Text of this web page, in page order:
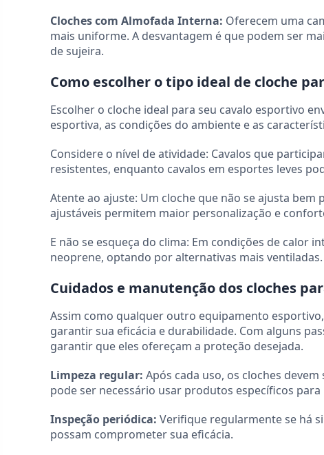
Cloches com Almofada Interna: Oferecem uma
mais uniforme. A desvantagem é que podem ser
de sujeira.
Como escolher o tipo ideal de cloche
Escolher o cloche ideal para seu cavalo esportivo
esportiva, as condições do ambiente e as
Considere o nível de atividade: Cavalos que
resistentes, enquanto cavalos em esportes leves
Atente ao ajuste: Um cloche que não se ajusta
ajustáveis permitem maior personalização e
E não se esqueça do clima: Em condições de calor
neoprene, optando por alternativas mais ventiladas.
Cuidados e manutenção dos cloches
Assim como qualquer outro equipamento
garantir sua eficácia e durabilidade. Com alguns
garantir que eles ofereçam a proteção desejada.
Limpeza regular: Após cada uso, os cloches
pode ser necessário usar produtos específicos
Inspeção periódica: Verifique regularmente se há
possam comprometer sua eficácia.